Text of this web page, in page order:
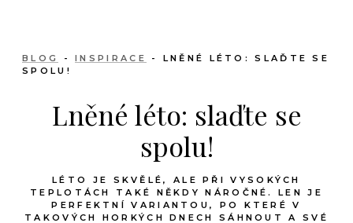
BLOG -INSPIRACE
- LNĚNÉ LÉTO: SLAĎTE SE
SPOLU!
Lněné léto: slaďte se
spolu!
LÉTO JE SKVĚLÉ, ALE PŘI VYSOKÝCH
TEPLOTÁCH TAKÉ NĚKDY NÁROČNÉ. LEN JE
PERFEKTNÍ VARIANTOU, PO KTERÉ V
TAKOVÝCH HORKÝCH DNECH SÁHNOUT A SVÉ